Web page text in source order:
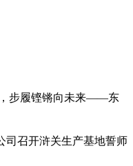
步履铿锵向未来——东
召开浒关生产基地誓师